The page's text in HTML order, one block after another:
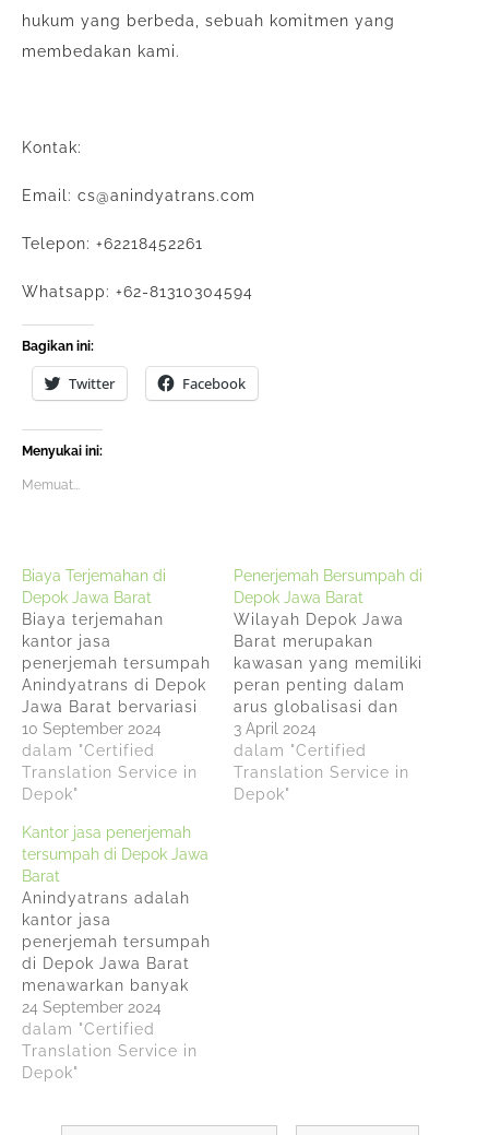
hukum yang berbeda, sebuah komitmen yang
membedakan kami.
Kontak:
Email: cs@anindyatrans.com
Telepon: +62218452261
Whatsapp: +62-81310304594
Bagikan ini:
Twitter Facebook
Menyukai ini:
Memuat...
Biaya Terjemahan di
Depok Jawa Barat
Biaya terjemahan
kantor jasa
penerjemah tersumpah
Anindyatrans di Depok
Jawa Barat bervariasi
tergantung pada
beberapa faktor,
seperti: Jumlah Kata
atau Halaman:
atau halaman yang
perlu diterjemahkan,
semakin tinggi biaya
yang dikenakan.
Bahasa Sumber dan
Bahasa Tujuan:
Penerjemahan antara
bahasa yang kurang
umum atau bahasa
dengan terminologi…
10 September 2024
dalam "Certified
Translation Service in
Depok"
Penerjemah Bersumpah di
Depok Jawa Barat
Wilayah Depok Jawa
Barat merupakan
kawasan yang memiliki
peran penting dalam
arus globalisasi dan
perdagangan
internasional di
Indonesia dan dalam
lingkungan yang serba
3 April 2024
dalam "Certified
Translation Service in
Depok"
Kantor jasa penerjemah
tersumpah di Depok Jawa
Barat
Anindyatrans adalah
kantor jasa
penerjemah tersumpah
di Depok Jawa Barat
menawarkan banyak
manfaat yang secara
signifikan dapat
meningkatkan
komunikasi, kepatuhan,
24 September 2024
dalam "Certified
Translation Service in
Depok"